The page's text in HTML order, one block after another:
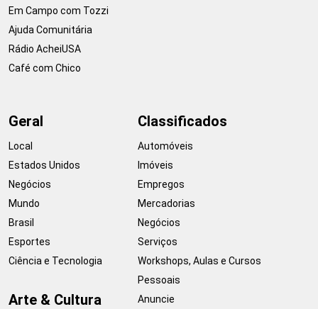
Em Campo com Tozzi
Ajuda Comunitária
Rádio AcheiUSA
Café com Chico
Geral
Local
Estados Unidos
Negócios
Mundo
Brasil
Esportes
Ciência e Tecnologia
Arte & Cultura
Classificados
Automóveis
Imóveis
Empregos
Mercadorias
Negócios
Serviços
Workshops, Aulas e Cursos
Pessoais
Anuncie